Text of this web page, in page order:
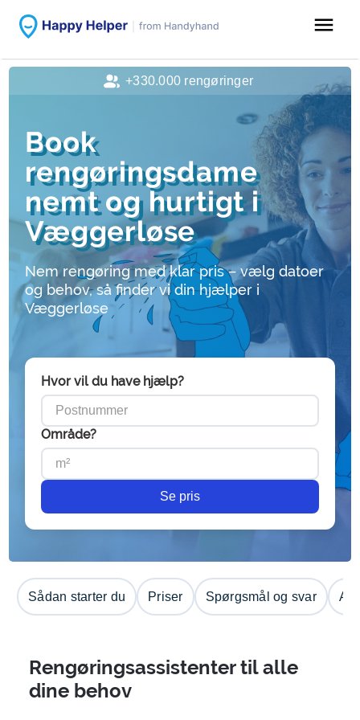
menu
Book
rengøringsdame
nemt og hurtigt i
Væggerløse
Nem rengøring med klar pris – vælg datoer
og behov, så finder vi din hjælper i
Væggerløse
Hvor vil du have hjælp?
Område?
Se pris
Sådan starter du Priser Spørgsmål og svar
Rengøringsassistenter til alle
dine behov
+330.000 rengøringer